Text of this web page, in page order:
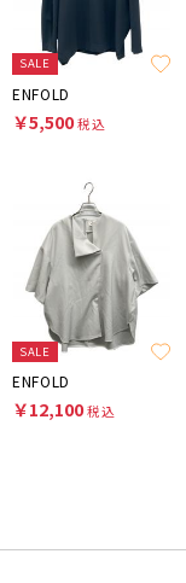
SALE
ENFOLD
￥5,500税込
SALE
ENFOLD
￥12,100税込